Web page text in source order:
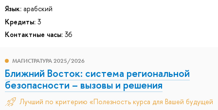
Язык: арабский
Кредиты: 3
Контактные часы: 36
МАГИСТРАТУРА 2025/2026
Ближний Восток: система региональной
безопасности – вызовы и решения
Лучший по критерию «Полезность курса для Вашей будущей